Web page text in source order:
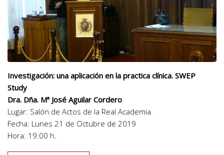
Investigación: una aplicación en la practica clínica. SWEP
Study
Dra. Dña. Mª José Aguilar Cordero
Lugar: Salón de Actos de la Real Academia.
Fecha: Lunes 21 de Octubre de 2019
Hora: 19:00 h.